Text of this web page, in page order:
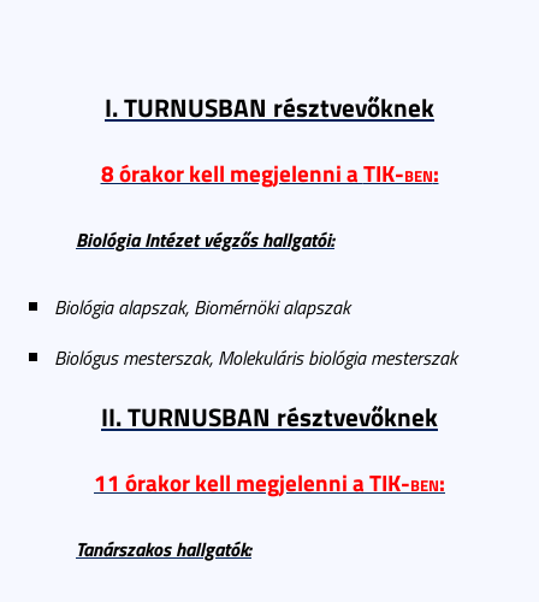
I. TURNUSBAN résztvevőknek
8 órakor kell megjelenni aTIK-ben:
Biológia Intézet végzős hallgatói:
Biológia alapszak, Biomérnöki alapszak
Biológus mesterszak, Molekuláris biológia mesterszak
II. TURNUSBAN résztvevőknek
11 órakor kell megjelenni aTIK-ben:
Tanárszakos hallgatók: